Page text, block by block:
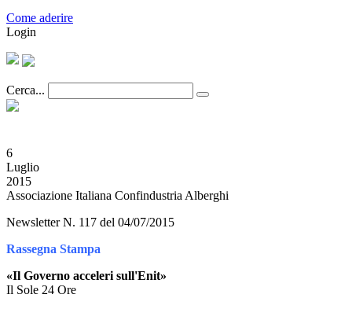
Come aderire
Login
Cerca...
6
Luglio
2015
Associazione Italiana Confindustria Alberghi
Newsletter N. 117 del 04/07/2015
Rassegna Stampa
«Il Governo acceleri sull'Enit»
Il Sole 24 Ore